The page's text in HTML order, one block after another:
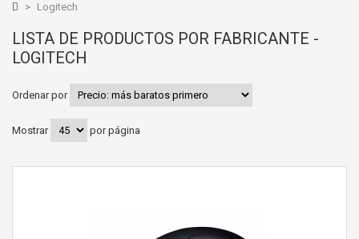
> Logitech
LISTA DE PRODUCTOS POR FABRICANTE -
LOGITECH
Ordenar por
Mostrar por página